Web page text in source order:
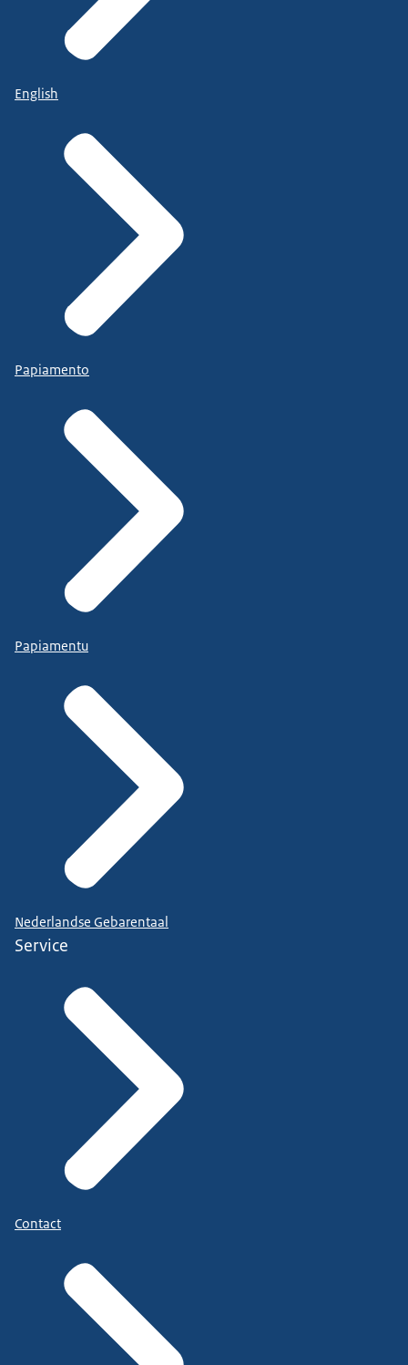
English
Papiamento
Papiamentu
Nederlandse Gebarentaal
Service
Contact